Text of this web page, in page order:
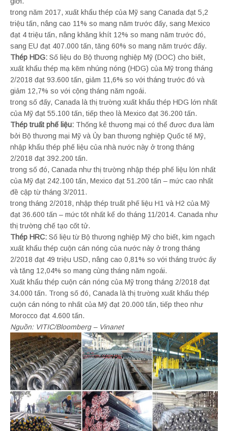
trong năm 2017, xuất khẩu thép của Mỹ sang Canada đạt 5,2
triệu tấn, nâng cao 11% so mang năm trước đấy, sang Mexico
đạt 4 triệu tấn, nâng khăng khít 12% so mang năm trước đó,
sang EU đạt 407.000 tấn, tăng 60% so mang năm trước đấy.
Thép HDG: Số liệu do Bộ thương nghiệp Mỹ (DOC) cho biết,
xuất khẩu thép mạ kẽm nhúng nóng (HDG) của Mỹ trong tháng
2/2018 đạt 93.600 tấn, giảm 11,6% so với tháng trước đó và
giảm 12,7% so với cộng tháng năm ngoái.
trong số đấy, Canada là thị trường xuất khẩu thép HDG lớn nhất
của Mỹ đạt 55.100 tấn, tiếp theo là Mexico đạt 36.200 tấn.
Thép truất phế liệu: Thống kê thương mại có thể đươc đưa làm
bởi Bộ thương mại Mỹ và Ủy ban thương nghiệp Quốc tế Mỹ,
nhập khẩu thép phế liệu của nhà nước này ở trong tháng
2/2018 đạt 392.200 tấn.
trong số đó, Canada như thị trường nhập thép phế liệu lớn nhất
của Mỹ đạt 242.100 tấn, Mexico đạt 51.200 tấn – mức cao nhất
đề cập từ tháng 3/2011.
trong tháng 2/2018, nhập thép truất phế liệu H1 và H2 của Mỹ
đạt 36.600 tấn – mức tốt nhất kể do tháng 11/2014. Canada như
thị trường chế tạo cốt tử.
Thép HRC: Số liệu từ Bộ thương nghiệp Mỹ cho biết, kim ngạch
xuất khẩu thép cuộn cán nóng của nước này ở trong tháng
2/2018 đạt 49 triệu USD, nâng cao 0,81% so với tháng trước ấy
và tăng 12,04% so mang cùng tháng năm ngoái.
Xuất khẩu thép cuộn cán nóng của Mỹ trong tháng 2/2018 đạt
34.000 tấn. Trong số đó, Canada là thị trường xuất khẩu thép
cuộn cán nóng to nhất của Mỹ đạt 20.000 tấn, tiếp theo như
Morocco đạt 4.600 tấn.
Nguồn: VITIC/Bloomberg – Vinanet